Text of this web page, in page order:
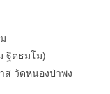
ฐิตธมโม)
ส วัดหนองป่าพง